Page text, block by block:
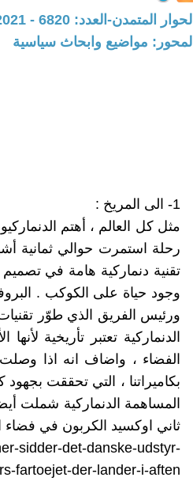
الحوار المتمدن-العدد: 6820 - 2021 / 2 / 21 - 00:13
المحور: مواضيع وابحاث سياسية
1- الى المريخ :
مثل كل العالم ، أهتم
رحلة استمرت حوالي ثمانية
تقنية دنماركية هامة في
وجود حياة على الكوكب .
ورئيس الفريق الذي طوّر
الدنماركية تعتبر تأريخية
الفضاء ، واضاف انه اذا
بكاميراتنا ، التي تحققت
المساهمة الدنماركية شملت
ثاني اوكسيد الكربون في فضاء
sidder-det-danske-udstyr-
fartoejet-der-lander-i-aften